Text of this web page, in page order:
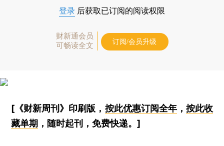
登录 后获取已订阅的阅读权限
财新通会员
可畅读全文
订阅/会员升级
[《财新周刊》印刷版， 按此优惠订阅全年， 按此收
藏单期 ，随时起刊，免费快递。]